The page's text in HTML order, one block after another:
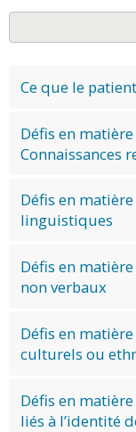
Ce que le
Défis en
Connaissances
Défis en
linguistiques
Défis en
non verbaux
Défis en
culturels ou
Défis en
liés à l’identité